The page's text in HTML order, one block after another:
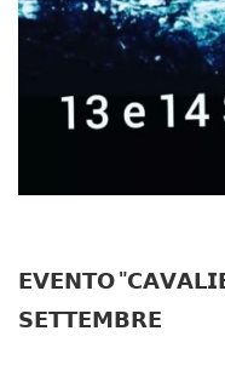
𝗘𝗩𝗘𝗡𝗧𝗢
𝗦𝗘𝗧𝗧𝗘𝗠𝗕𝗥𝗘